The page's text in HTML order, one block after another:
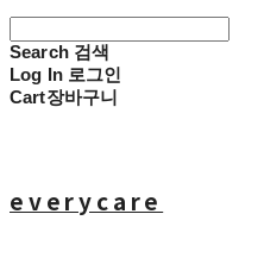
Search 검색
Log In 로그인
Cart장바구니
everycare